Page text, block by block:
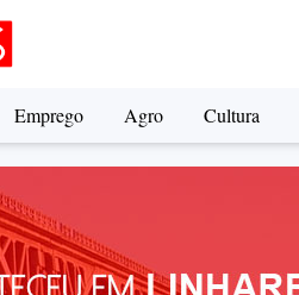
Emprego Agro Cultura